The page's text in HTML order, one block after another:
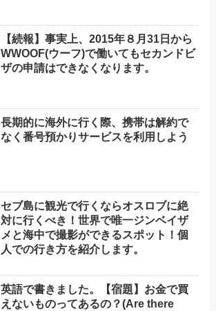
【続報】事実上、2015年８月31日から
WWOOF(ウーフ)で働いてもセカンドビ
ザの申請はできなくなります。
長期的に海外に行く際、携帯は解約で
なく番号預かりサービスを利用しよう
セブ島に観光で行くならオスロブに絶
対に行くべき！世界で唯一ジンベイザ
メと海中で撮影ができるスポット！個
人での行き方を紹介します。
英語で書きました。【宿題】お金で買
えないものってあるの？(Are there